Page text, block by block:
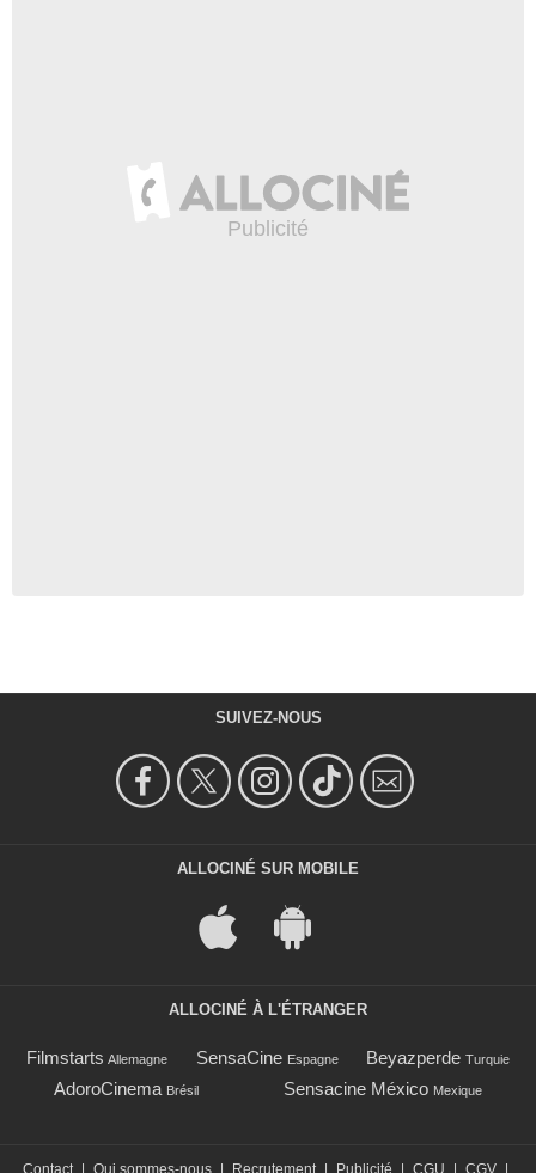
SUIVEZ-NOUS
ALLOCINÉ SUR MOBILE
ALLOCINÉ À L'ÉTRANGER
Filmstarts Allemagne SensaCine Espagne Beyazperde Turquie
AdoroCinema Brésil Sensacine México Mexique